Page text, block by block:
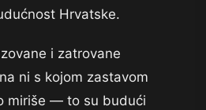
Hrvatske.
i zatrovane
ni s kojom zastavom
miriše — to su budući